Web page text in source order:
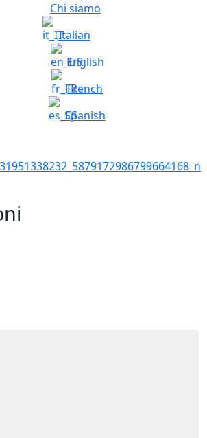
Chi siamo
Italian
English
French
Spanish